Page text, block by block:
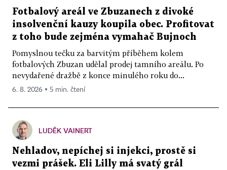
Fotbalový areál ve Zbuzanech z divoké
insolvenční kauzy koupila obec. Profitovat
z toho bude zejména vymahač Bujnoch
Pomyslnou tečku za barvitým příběhem kolem
fotbalových Zbuzan udělal prodej tamního areálu. Po
nevydařené dražbě z konce minulého roku do...
6. 8. 2026 ▪ 5 min. čtení
LUDĚK VAINERT
Nehladov, nepíchej si injekci, prostě si
vezmi prášek. Eli Lilly má svatý grál